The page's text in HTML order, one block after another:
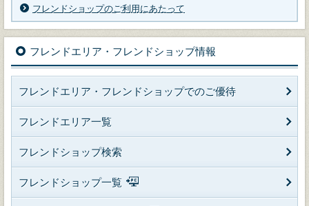
フレンドショップのご利用にあたって
フレンドエリア・フレンドショップ情報
フレンドエリア・フレンドショップでのご優待
フレンドエリア一覧
フレンドショップ検索
フレンドショップ一覧